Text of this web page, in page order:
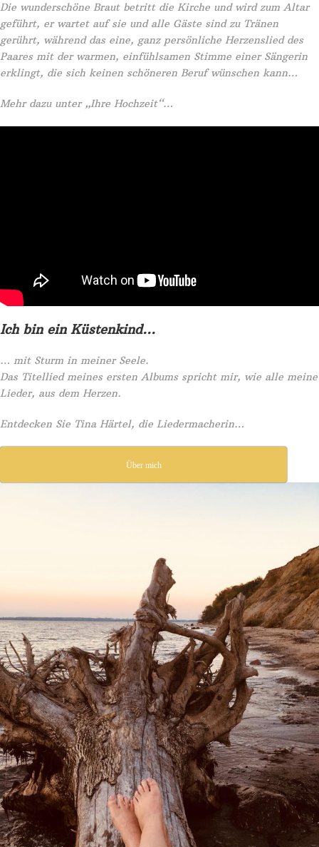
Die wunderschöne Braut betritt die Kirche und wird zum Altar
geführt, er wartet auf sie und alle Gäste sind zu Tränen
gerührt, während das eine, ganz persönliche Herzenslied des
Paares mit der warmen, einfühlsamen Stimme einer Sängerin
erklingt, die sich keinen schöneren Beruf wünschen kann…
Mehr dazu unter „Ihre Hochzeit“…
Ich bin ein Küstenkind…
… mit Sturm in meiner Seele.
Das Titellied meines ersten Albums spricht mir, wie alle meine
Lieder, aus dem Herzen.
Entdecken Sie Tina Härtel, die Liedermacherin…
Über mich